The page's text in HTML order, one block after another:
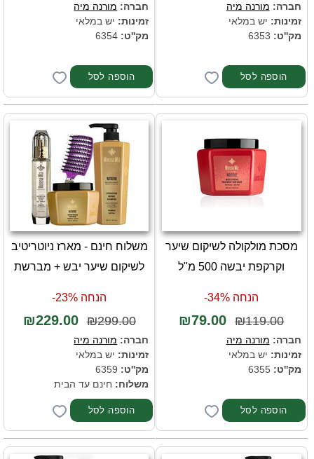
חברה: מורנה מיה
זמינות: יש במלאי
מק''ט:
חברה: מורנה מיה
זמינות: יש במלאי
מק''ט:
מסכת מולקולה לשיקום שיער
וקרקפת יבשה 500 מ"ל
הנחה 34%-
₪119.00
₪79.00
חברה: מורנה מיה
זמינות: יש במלאי
מק''ט: 6355
משלוח חינם - מארז ניוטריטיב
לשיקום שיער יבש + מברשת
הנחה 23%-
₪299.00
₪229.00
חברה: מורנה מיה
זמינות: יש במלאי
מק''ט:
משלוח: חינם עד הבית